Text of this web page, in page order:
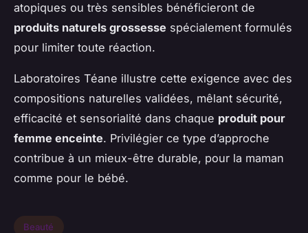
atopiques ou très sensibles bénéficieront de
produits naturels grossesse spécialement formulés
pour limiter toute réaction.
Laboratoires Téane illustre cette exigence avec des
compositions naturelles validées, mêlant sécurité,
efficacité et sensorialité dans chaque produit pour
femme enceinte. Privilégier ce type d’approche
contribue à un mieux-être durable, pour la maman
comme pour le bébé.
Beauté